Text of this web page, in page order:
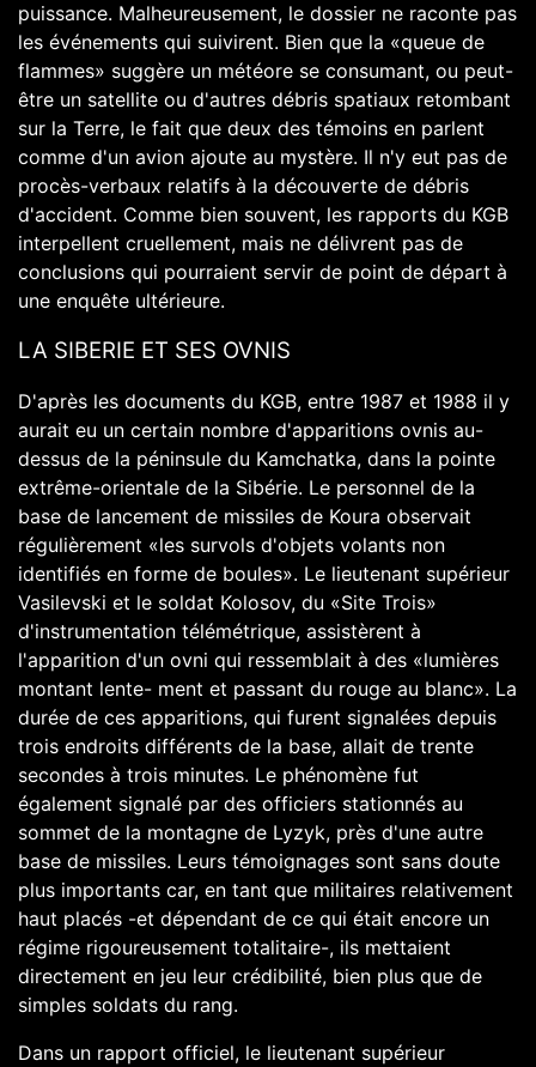
puissance. Malheureusement, le dossier ne raconte pas
les événements qui suivirent. Bien que la «queue de
flammes» suggère un météore se consumant, ou peut-
être un satellite ou d'autres débris spatiaux retombant
sur la Terre, le fait que deux des témoins en parlent
comme d'un avion ajoute au mystère. Il n'y eut pas de
procès-verbaux relatifs à la découverte de débris
d'accident. Comme bien souvent, les rapports du KGB
interpellent cruellement, mais ne délivrent pas de
conclusions qui pourraient servir de point de départ à
une enquête ultérieure.
LA SIBERIE ET SES OVNIS
D'après les documents du KGB, entre 1987 et 1988 il y
aurait eu un certain nombre d'apparitions ovnis au-
dessus de la péninsule du Kamchatka, dans la pointe
extrême-orientale de la Sibérie. Le personnel de la
base de lancement de missiles de Koura observait
régulièrement «les survols d'objets volants non
identifiés en forme de boules». Le lieutenant supérieur
Vasilevski et le soldat Kolosov, du «Site Trois»
d'instrumentation télémétrique, assistèrent à
l'apparition d'un ovni qui ressemblait à des «lumières
montant lente- ment et passant du rouge au blanc». La
durée de ces apparitions, qui furent signalées depuis
trois endroits différents de la base, allait de trente
secondes à trois minutes. Le phénomène fut
également signalé par des officiers stationnés au
sommet de la montagne de Lyzyk, près d'une autre
base de missiles. Leurs témoignages sont sans doute
plus importants car, en tant que militaires relativement
haut placés -et dépendant de ce qui était encore un
régime rigoureusement totalitaire-, ils mettaient
directement en jeu leur crédibilité, bien plus que de
simples soldats du rang.
Dans un rapport officiel, le lieutenant supérieur